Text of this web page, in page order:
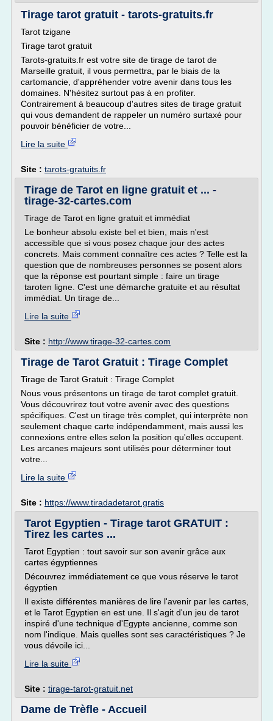
Tirage tarot gratuit - tarots-gratuits.fr
Tarot tzigane
Tirage tarot gratuit
Tarots-gratuits.fr est votre site de tirage de tarot de
Marseille gratuit, il vous permettra, par le biais de la
cartomancie, d'appréhender votre avenir dans tous les
domaines. N'hésitez surtout pas à en profiter.
Contrairement à beaucoup d'autres sites de tirage gratuit
qui vous demandent de rappeler un numéro surtaxé pour
pouvoir bénéficier de votre...
Lire la suite
Site : tarots-gratuits.fr
Tirage de Tarot en ligne gratuit et ... -
tirage-32-cartes.com
Tirage de Tarot en ligne gratuit et immédiat
Le bonheur absolu existe bel et bien, mais n'est
accessible que si vous posez chaque jour des actes
concrets. Mais comment connaître ces actes ? Telle est la
question que de nombreuses personnes se posent alors
que la réponse est pourtant simple : faire un tirage
taroten ligne. C'est une démarche gratuite et au résultat
immédiat. Un tirage de...
Lire la suite
Site : http://www.tirage-32-cartes.com
Tirage de Tarot Gratuit : Tirage Complet
Tirage de Tarot Gratuit : Tirage Complet
Nous vous présentons un tirage de tarot complet gratuit.
Vous découvrirez tout votre avenir avec des questions
spécifiques. C'est un tirage très complet, qui interprète non
seulement chaque carte indépendamment, mais aussi les
connexions entre elles selon la position qu'elles occupent.
Les arcanes majeurs sont utilisés pour déterminer tout
votre...
Lire la suite
Site : https://www.tiradadetarot.gratis
Tarot Egyptien - Tirage tarot GRATUIT :
Tirez les cartes ...
Tarot Egyptien : tout savoir sur son avenir grâce aux
cartes égyptiennes
Découvrez immédiatement ce que vous réserve le tarot
égyptien
Il existe différentes manières de lire l'avenir par les cartes,
et le Tarot Egyptien en est une. Il s'agit d'un jeu de tarot
inspiré d'une technique d'Egypte ancienne, comme son
nom l'indique. Mais quelles sont ses caractéristiques ? Je
vous dévoile ici...
Lire la suite
Site : tirage-tarot-gratuit.net
Dame de Trèfle - Accueil